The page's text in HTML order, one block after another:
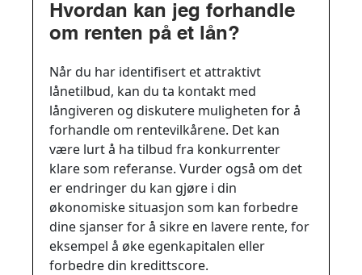
Hvordan kan jeg forhandle
om renten på et lån?
Når du har identifisert et attraktivt
lånetilbud, kan du ta kontakt med
långiveren og diskutere muligheten for å
forhandle om rentevilkårene. Det kan
være lurt å ha tilbud fra konkurrenter
klare som referanse. Vurder også om det
er endringer du kan gjøre i din
økonomiske situasjon som kan forbedre
dine sjanser for å sikre en lavere rente, for
eksempel å øke egenkapitalen eller
forbedre din kredittscore.